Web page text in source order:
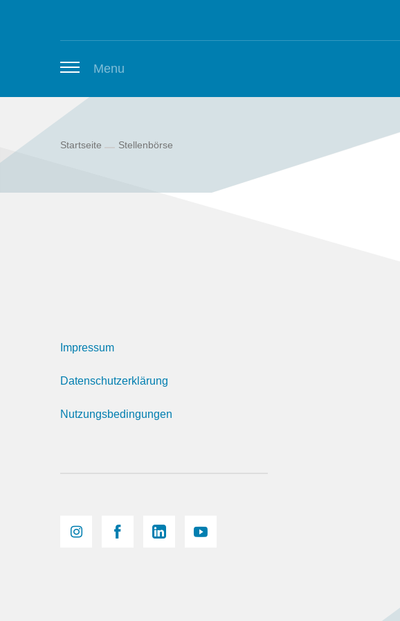
Menu
Thüringer Stellenbörse
Newsletter
Startseite Stellenbörse
Impressum
Datenschutzerklärung
Nutzungsbedingungen